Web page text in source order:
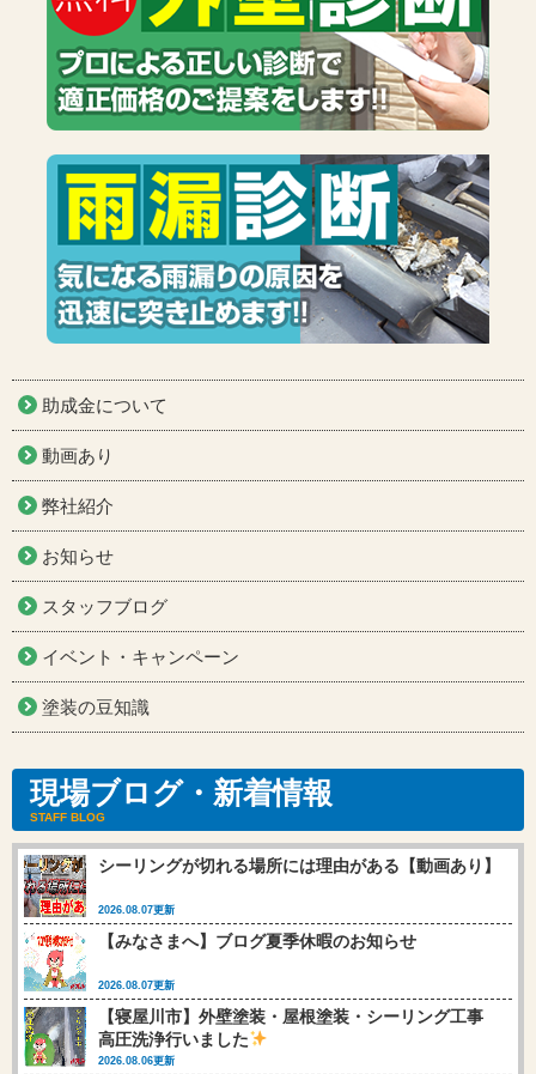
助成金について
動画あり
弊社紹介
お知らせ
スタッフブログ
イベント・キャンペーン
塗装の豆知識
現場ブログ・新着情報
STAFF BLOG
シーリングが切れる場所には理由がある【動画あり】
2026.08.07更新
【みなさまへ】ブログ夏季休暇のお知らせ
2026.08.07更新
【寝屋川市】外壁塗装・屋根塗装・シーリング工事
高圧洗浄行いました
2026.08.06更新